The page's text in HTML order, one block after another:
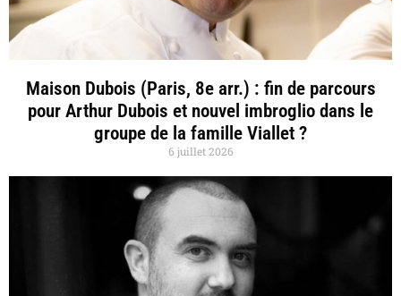
Maison Dubois (Paris, 8e arr.) : fin de parcours
pour Arthur Dubois et nouvel imbroglio dans le
groupe de la famille Viallet ?
6 juillet 2026